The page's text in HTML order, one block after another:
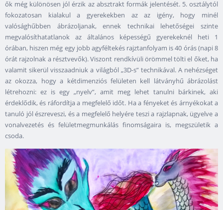
ők még különösen jól érzik az absztrakt formák jelentését. 5. osztálytól
fokozatosan kialakul a gyerekekben az az igény, hogy minél
valósághűbben ábrázoljanak, ennek technikai lehetőségei szinte
megvalósíthatatlanok az általános képességű gyerekeknél heti 1
órában, hiszen még egy jobb agyféltekés rajztanfolyam is 40 órás (napi 8
órát rajzolnak a résztvevők). Viszont rendkívüli örömmel tölti el őket, ha
valamit sikerül visszaadniuk a világból „3D-s” technikával. A nehézséget
az okozza, hogy a kétdimenziós felületen kell látványhű ábrázolást
létrehozni: ez is egy „nyelv”, amit meg lehet tanulni bárkinek, aki
érdeklődik, és ráfordítja a megfelelő időt. Ha a fényeket és árnyékokat a
tanuló jól észreveszi, és a megfelelő helyére teszi a rajzlapnak, ügyelve a
vonalvezetés és felületmegmunkálás finomságaira is, megszületik a
csoda.